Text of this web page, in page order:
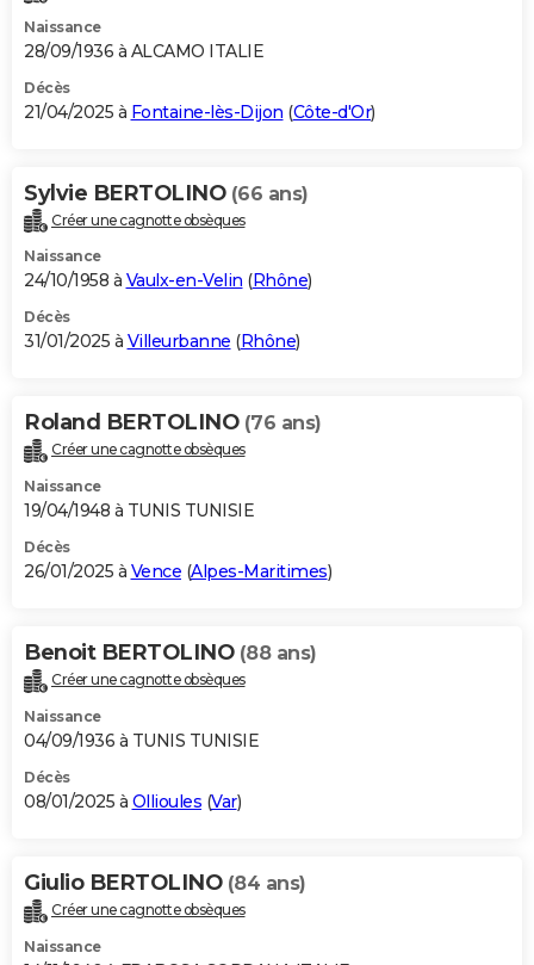
Naissance
28/09/1936 à ALCAMO ITALIE
Décès
21/04/2025 à Fontaine-lès-Dijon (Côte-d'Or)
Sylvie BERTOLINO (66 ans)
Créer une cagnotte obsèques
Naissance
24/10/1958 à Vaulx-en-Velin (Rhône)
Décès
31/01/2025 à Villeurbanne (Rhône)
Roland BERTOLINO (76 ans)
Créer une cagnotte obsèques
Naissance
19/04/1948 à TUNIS TUNISIE
Décès
26/01/2025 à Vence (Alpes-Maritimes)
Benoit BERTOLINO (88 ans)
Créer une cagnotte obsèques
Naissance
04/09/1936 à TUNIS TUNISIE
Décès
08/01/2025 à Ollioules (Var)
Giulio BERTOLINO (84 ans)
Créer une cagnotte obsèques
Naissance